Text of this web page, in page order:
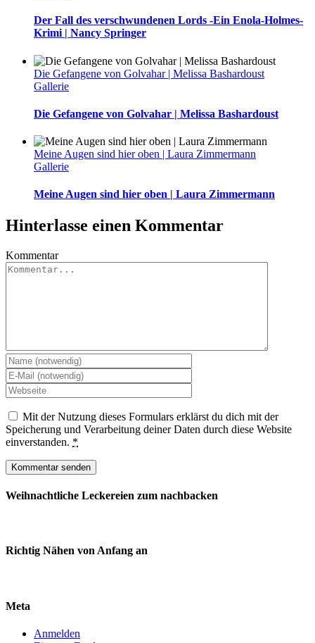
Der Fall des verschwundenen Lords -Ein Enola-Holmes-
Krimi | Nancy Springer
Die Gefangene von Golvahar | Melissa Bashardoust
Gallerie
Die Gefangene von Golvahar | Melissa Bashardoust
Meine Augen sind hier oben | Laura Zimmermann
Gallerie
Meine Augen sind hier oben | Laura Zimmermann
Hinterlasse einen Kommentar
Kommentar
Mit der Nutzung dieses Formulars erklärst du dich mit der
Speicherung und Verarbeitung deiner Daten durch diese Website
einverstanden. *
Weihnachtliche Leckereien zum nachbacken
Richtig Nähen von Anfang an
Meta
Anmelden